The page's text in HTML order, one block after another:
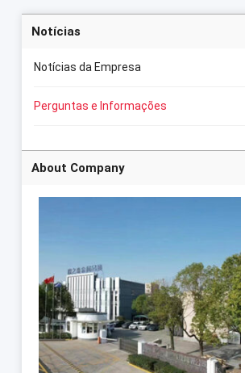
Notícias
Notícias da Empresa
Perguntas e Informações
About Company